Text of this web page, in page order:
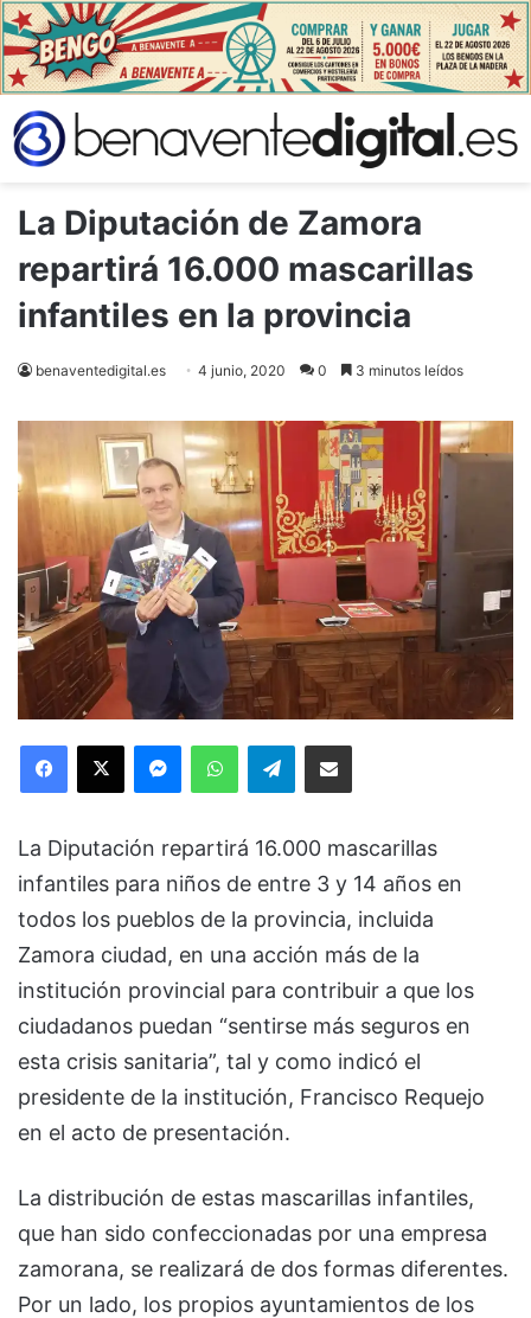
La Diputación de Zamora
repartirá 16.000 mascarillas
infantiles en la provincia
benaventedigital.es 4 junio, 2020 0 3 minutos leídos
Facebook
X MessengerWhatsAppTelegramCompartir via Email
La Diputación repartirá 16.000 mascarillas
infantiles para niños de entre 3 y 14 años en
todos los pueblos de la provincia, incluida
Zamora ciudad, en una acción más de la
institución provincial para contribuir a que los
ciudadanos puedan “sentirse más seguros en
esta crisis sanitaria”, tal y como indicó el
presidente de la institución, Francisco Requejo
en el acto de presentación.
La distribución de estas mascarillas infantiles,
que han sido confeccionadas por una empresa
zamorana, se realizará de dos formas diferentes.
Por un lado, los propios ayuntamientos de los